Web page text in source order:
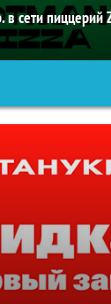
в сети пиццерий